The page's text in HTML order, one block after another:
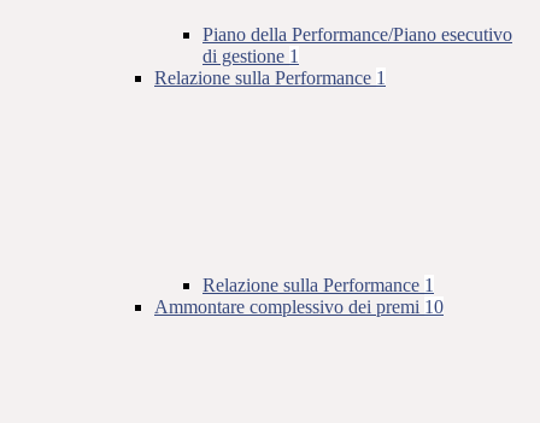
Piano della Performance/Piano esecutivo
di gestione 1
Relazione sulla Performance 1
Relazione sulla Performance 1
Ammontare complessivo dei premi 10